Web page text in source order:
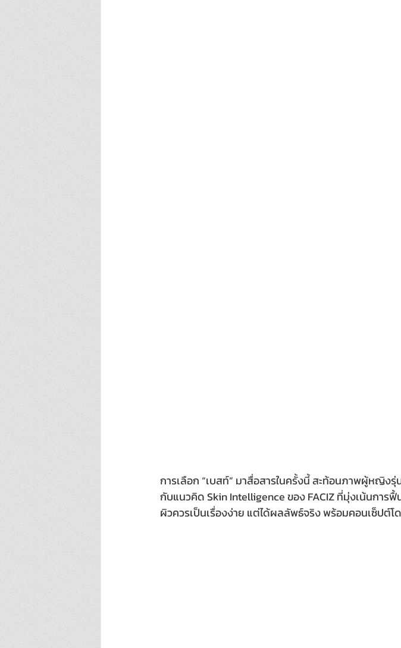
การเลือก “เบสท์” มาสื่อสารในครั้งนี้ สะท้อนภาพผู้หญิง
กับแนวคิด Skin Intelligence ของ FACIZ ที่มุ่งเน้นการ
ผิวควรเป็นเรื่องง่าย แต่ได้ผลลัพธ์จริง พร้อมคอนเซ็ปต์โด